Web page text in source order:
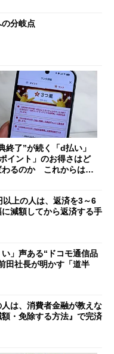
の分岐点
終了”が続く「d払い」
ポイント」のお得さはど
わるのか これからは
以上の人は、返済を3～6
減額してから返済する手
」声ある“ドコモ通信品
社長が明かす「道半
は、消費者金融が教えな
・免除する方法』で完済